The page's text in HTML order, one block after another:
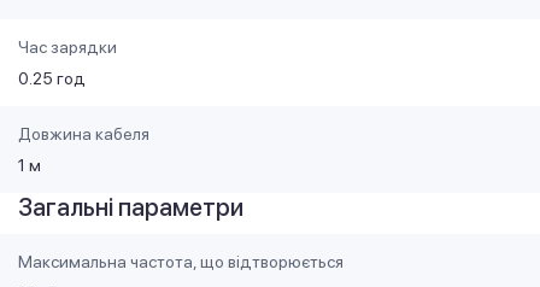
Час зарядки
0.25 год
Довжина кабеля
1 м
Загальні параметри
Максимальна частота, що відтворюється